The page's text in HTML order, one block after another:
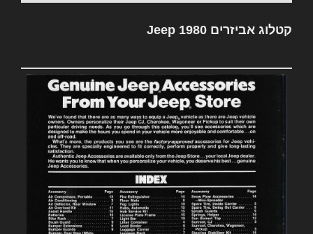
קטלוג אביזרים Jeep 1980